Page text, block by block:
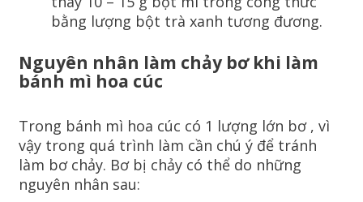
bằng lượng bột trà xanh tương đương.
Nguyên nhân làm chảy bơ khi làm
bánh mì hoa cúc
Trong bánh mì hoa cúc có 1 lượng lớn bơ , vì
vậy trong quá trình làm cần chú ý để tránh
làm bơ chảy. Bơ bị chảy có thể do những
nguyên nhân sau: